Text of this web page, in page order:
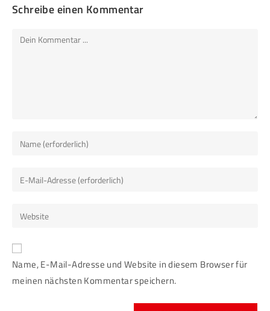
Schreibe einen Kommentar
Name, E-Mail-Adresse und Website in diesem Browser für
meinen nächsten Kommentar speichern.